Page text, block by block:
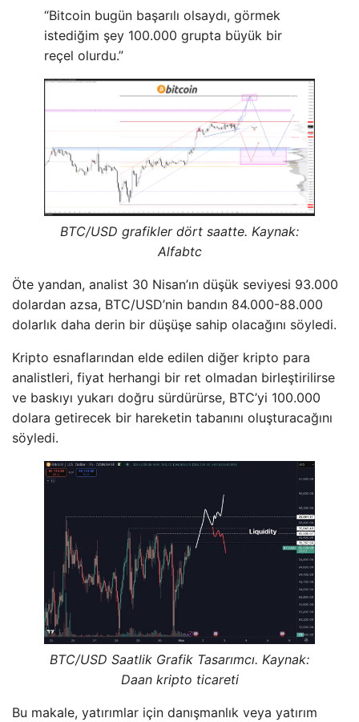
“Bitcoin bugün başarılı olsaydı, görmek
istediğim şey 100.000 grupta büyük bir
reçel olurdu.”
BTC/USD grafikler dört saatte. Kaynak:
Alfabtc
Öte yandan, analist 30 Nisan’ın düşük seviyesi 93.000
dolardan azsa, BTC/USD’nin bandın 84.000-88.000
dolarlık daha derin bir düşüşe sahip olacağını söyledi.
Kripto esnaflarından elde edilen diğer kripto para
analistleri, fiyat herhangi bir ret olmadan birleştirilirse
ve baskıyı yukarı doğru sürdürürse, BTC’yi 100.000
dolara getirecek bir hareketin tabanını oluşturacağını
söyledi.
BTC/USD Saatlik Grafik Tasarımcı. Kaynak:
Daan kripto ticareti
Bu makale, yatırımlar için danışmanlık veya yatırım